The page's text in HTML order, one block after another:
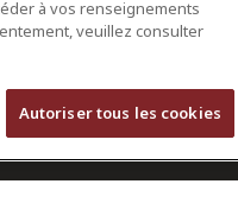
à vos renseignements
veuillez consulter
Autoriser tous les cookies